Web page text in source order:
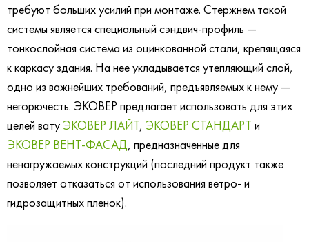
требуют больших усилий при монтаже. Стержнем такой
системы является специальный сэндвич-профиль —
тонкослойная система из оцинкованной стали, крепящаяся
к каркасу здания. На нее укладывается утепляющий слой,
одно из важнейших требований, предъявляемых к нему —
негорючесть. ЭКОВЕР предлагает использовать для этих
целей вату ЭКОВЕР ЛАЙТ, ЭКОВЕР СТАНДАРТ и
ЭКОВЕР ВЕНТ-ФАСАД, предназначенные для
ненагружаемых конструкций (последний продукт также
позволяет отказаться от использования ветро- и
гидрозащитных пленок).